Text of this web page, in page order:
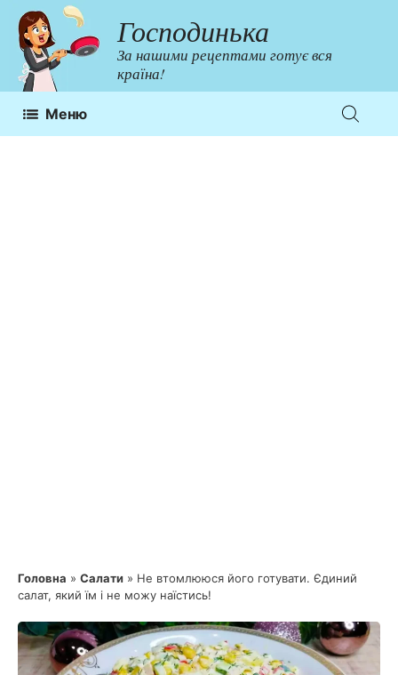
Перейти
до
контенту
Господинька
За нашими рецептами готує вся
країна!
Меню
Головна » Салати » Не втомлююся його готувати. Єдиний
салат, який їм і не можу наїстись!